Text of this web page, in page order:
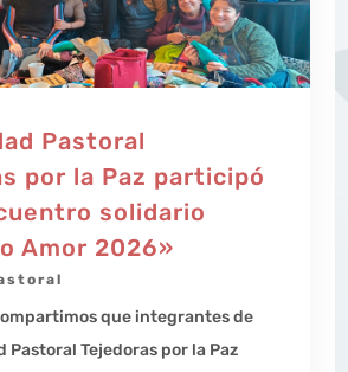
Pastoral
por la Paz participó
solidario
Amor 2026»
que integrantes de
Pastoral Tejedoras por la Paz